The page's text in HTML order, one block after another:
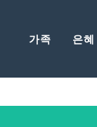
가족 은혜